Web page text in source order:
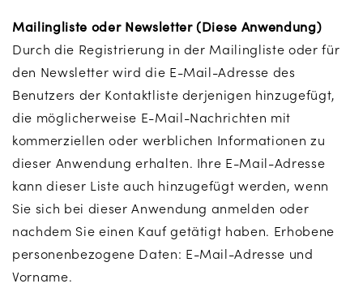
Mailingliste oder Newsletter (Diese Anwendung)
Durch die Registrierung in der Mailingliste oder für
den Newsletter wird die E-Mail-Adresse des
Benutzers der Kontaktliste derjenigen hinzugefügt,
die möglicherweise E-Mail-Nachrichten mit
kommerziellen oder werblichen Informationen zu
dieser Anwendung erhalten. Ihre E-Mail-Adresse
kann dieser Liste auch hinzugefügt werden, wenn
Sie sich bei dieser Anwendung anmelden oder
nachdem Sie einen Kauf getätigt haben. Erhobene
personenbezogene Daten: E-Mail-Adresse und
Vorname.